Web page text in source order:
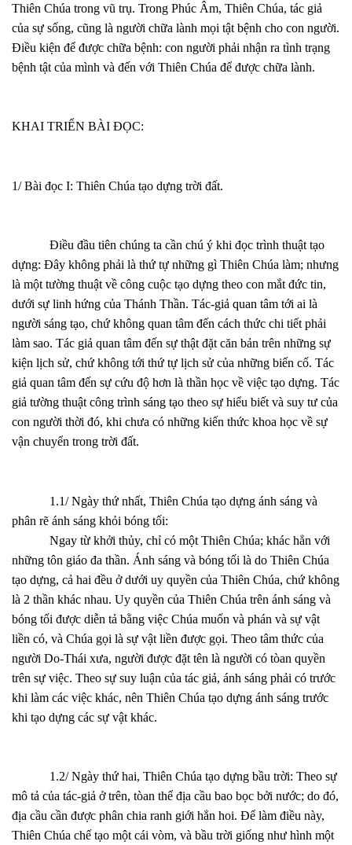
Thiên Chúa trong vũ trụ. Trong Phúc Âm, Thiên Chúa, tác giả
của sự sống, cũng là người chữa lành mọi tật bệnh cho con người.
Điều kiện để được chữa bệnh: con người phải nhận ra tình trạng
bệnh tật của mình và đến với Thiên Chúa để được chữa lành.
KHAI TRIỂN BÀI ĐỌC:
1/ Bài đọc I: Thiên Chúa tạo dựng trời đất.
Điều đầu tiên chúng ta cần chú ý khi đọc trình thuật tạo
dựng: Đây không phải là thứ tự những gì Thiên Chúa làm; nhưng
là một tường thuật về công cuộc tạo dựng theo con mắt đức tin,
dưới sự linh hứng của Thánh Thần. Tác-giả quan tâm tới ai là
người sáng tạo, chứ không quan tâm đến cách thức chi tiết phải
làm sao. Tác giả quan tâm đến sự thật đặt căn bản trên những sự
kiện lịch sử, chứ không tới thứ tự lịch sử của những biến cố. Tác
giả quan tâm đến sự cứu độ hơn là thần học về việc tạo dựng. Tác
giả tường thuật công trình sáng tạo theo sự hiểu biết và suy tư của
con người thời đó, khi chưa có những kiến thức khoa học về sự
vận chuyển trong trời đất.
1.1/ Ngày thứ nhất, Thiên Chúa tạo dựng ánh sáng và
phân rẽ ánh sáng khỏi bóng tối:
Ngay từ khởi thủy, chỉ có một Thiên Chúa; khác hẳn với
những tôn giáo đa thần. Ánh sáng và bóng tối là do Thiên Chúa
tạo dựng, cả hai đều ở dưới uy quyền của Thiên Chúa, chứ không
là 2 thần khác nhau. Uy quyền của Thiên Chúa trên ánh sáng và
bóng tối được diễn tả bằng việc Chúa muốn và phán và sự vật
liền có, và Chúa gọi là sự vật liền được gọi. Theo tâm thức của
người Do-Thái xưa, người được đặt tên là người có tòan quyền
trên sự việc. Theo sự suy luận của tác giả, ánh sáng phải có trước
khi làm các việc khác, nên Thiên Chúa tạo dựng ánh sáng trước
khi tạo dựng các sự vật khác.
1.2/ Ngày thứ hai, Thiên Chúa tạo dựng bầu trời: Theo sự
mô tả của tác-giả ở trên, tòan thể địa cầu bao bọc bởi nước; do đó,
địa cầu cần được phân chia ranh giới hẳn hoi. Để làm điều này,
Thiên Chúa chế tạo một cái vòm, và bầu trời giống như hình một